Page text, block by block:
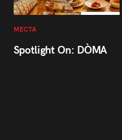
МЕСТА
Spotlight On: DÒMA